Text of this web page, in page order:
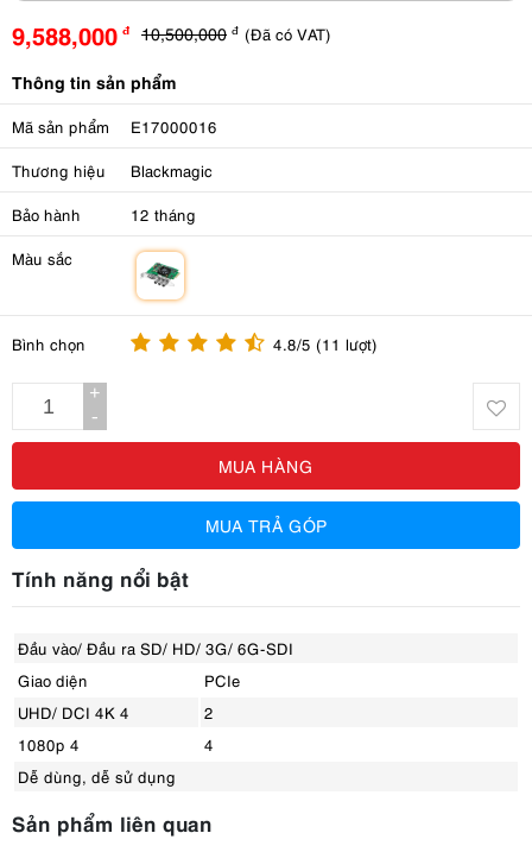
9,588,000 đ 10,500,000 đ (Đã có VAT)
Thông tin sản phẩm
Mã sản phẩm E17000016
Thương hiệu Blackmagic
Bảo hành 12 tháng
Màu sắc
Bình chọn 4.8/5 (11 lượt)
+
-
MUA HÀNG
MUA TRẢ GÓP
Tính năng nổi bật
Đầu vào/ Đầu ra SD/ HD/ 3G/ 6G-SDI
Giao diện
PCIe
UHD/ DCI 4K 4
2
1080p 4
4
Dễ dùng, dễ sử dụng
Sản phẩm liên quan